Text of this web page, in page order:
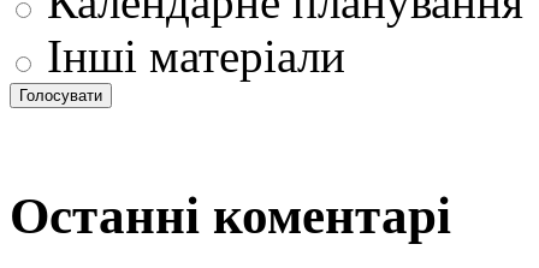
Інші матеріали
Останні коментарі